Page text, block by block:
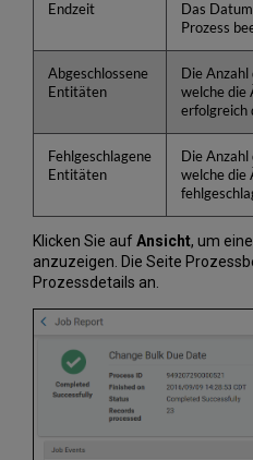
Endzeit
Das
Prozess
Abgeschlossene
Entitäten
Die
welche die
erfolgreich
Fehlgeschlagene
Entitäten
Die
welche die
Klicken Sie aufAnsicht, um
anzuzeigen. Die Seite
Prozessdetails an.